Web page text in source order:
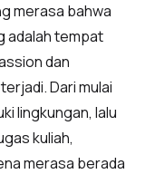
merasa bahwa
adalah tempat
dan
Dari mulai
lingkungan, lalu
kuliah,
merasa berada